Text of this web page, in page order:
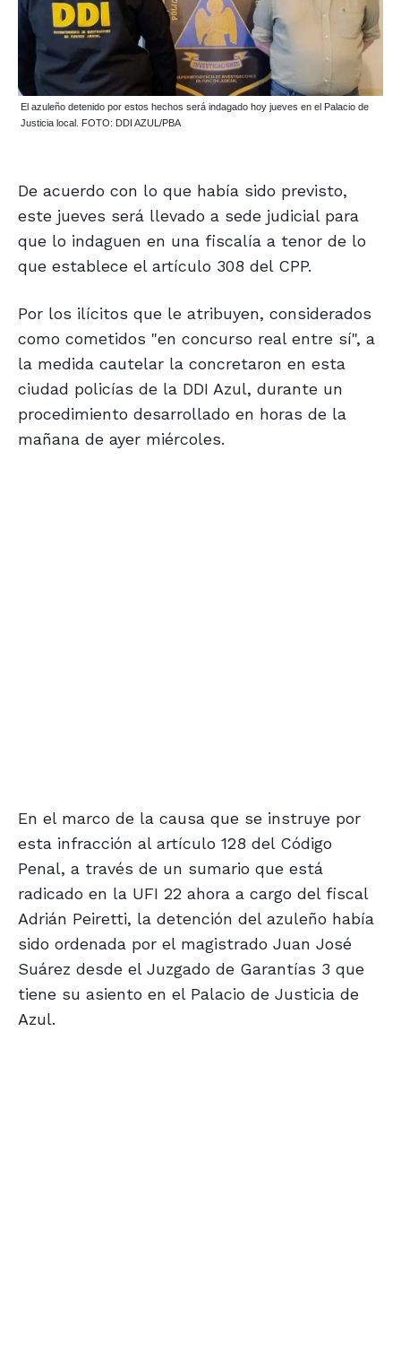
El azuleño detenido por estos hechos será indagado hoy jueves en el Palacio de
Justicia local. FOTO: DDI AZUL/PBA
De acuerdo con lo que había sido previsto,
este jueves será llevado a sede judicial para
que lo indaguen en una fiscalía a tenor de lo
que establece el artículo 308 del CPP.
Por los ilícitos que le atribuyen, considerados
como cometidos "en concurso real entre sí", a
la medida cautelar la concretaron en esta
ciudad policías de la DDI Azul, durante un
procedimiento desarrollado en horas de la
mañana de ayer miércoles.
En el marco de la causa que se instruye por
esta infracción al artículo 128 del Código
Penal, a través de un sumario que está
radicado en la UFI 22 ahora a cargo del fiscal
Adrián Peiretti, la detención del azuleño había
sido ordenada por el magistrado Juan José
Suárez desde el Juzgado de Garantías 3 que
tiene su asiento en el Palacio de Justicia de
Azul.